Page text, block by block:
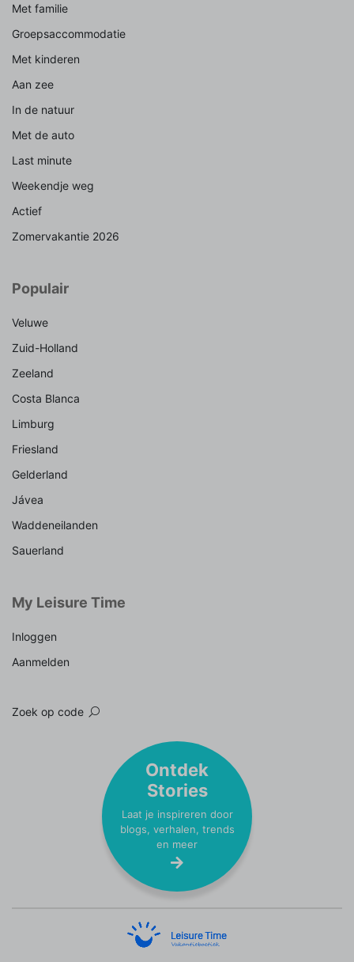
Met familie
Groepsaccommodatie
Met kinderen
Aan zee
In de natuur
Met de auto
Last minute
Weekendje weg
Actief
Zomervakantie 2026
Populair
Veluwe
Zuid-Holland
Zeeland
Costa Blanca
Limburg
Friesland
Gelderland
Jávea
Waddeneilanden
Sauerland
My Leisure Time
Inloggen
Aanmelden
Zoek op code
Ontdek
Stories
Laat je inspireren door
blogs, verhalen, trends
en meer